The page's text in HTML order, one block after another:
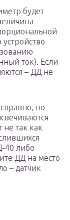
будет
устройство
ток). Если
– ДД не
но
так как
40 либо
ДД на место
– датчик